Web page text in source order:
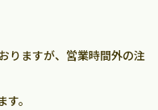
りますが、営業時間外の注
。